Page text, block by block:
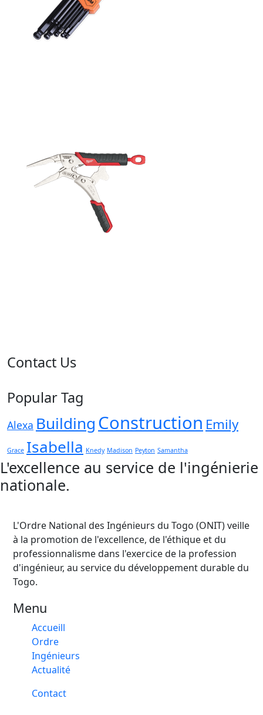
Contact Us
Popular Tag
Alexa BuildingConstruction Emily
Grace Isabella Knedy Madison Peyton Samantha
L'excellence au service de l'ingénierie
nationale.
L'Ordre National des Ingénieurs du Togo (ONIT) veille
à la promotion de l'excellence, de l'éthique et du
professionnalisme dans l'exercice de la profession
d'ingénieur, au service du développement durable du
Togo.
Menu
Accueill
Ordre
Ingénieurs
Actualité
Contact